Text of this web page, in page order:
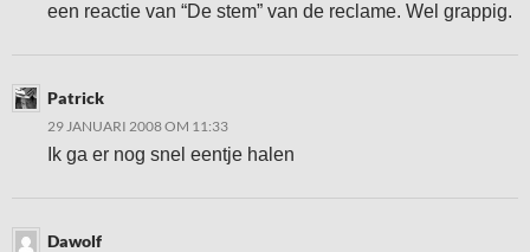
een reactie van “De stem” van de reclame. Wel grappig.
Patrick
29 JANUARI 2008 OM 11:33
Ik ga er nog snel eentje halen
Dawolf